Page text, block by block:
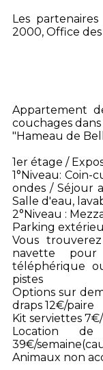
Les
2000, Office
Appartement
couchages
"Hameau de
1er étage /
1°Niveau:
ondes / Séjour
Salle d'eau,
2°Niveau :
Parking
Vous
navette
téléphérique
pistes
Options sur
draps 12€/paire
Kit serviettes
Location
39€/
Animaux non